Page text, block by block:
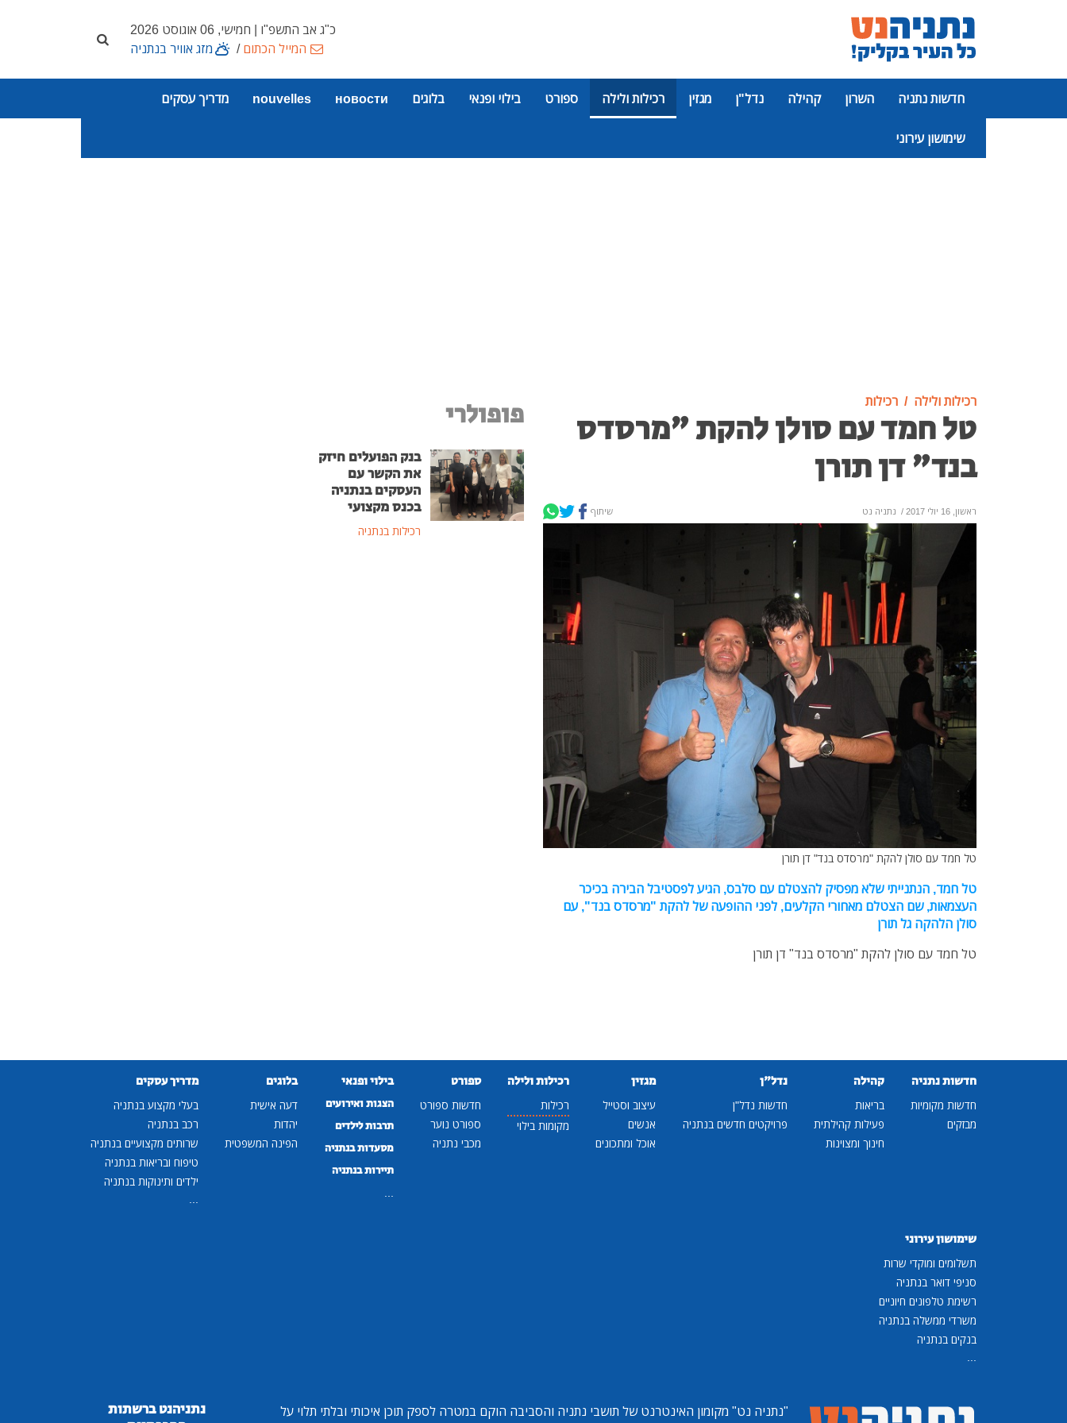
כ"ג אב התשפ"ו | חמישי, 06 אוגוסט 2026
המייל הכתום/ מזג אוויר בנתניה
חדשות נתניה השרון קהילה נדל"ן מגזין רכילות ולילה ספורט בילוי ופנאי בלוגים новости
nouvelles מדריך עסקים
שימושון עירוני
רכילות ולילה רכילות
טל חמד עם סולן להקת "מרסדס
בנד" דן תורן
ראשון, 16 יולי 2017 / נתניה נט שיתוף
טל חמד עם סולן להקת "מרסדס בנד" דן תורן
טל חמד, הנתנייתי שלא מפסיק להצטלם עם סלבס, הגיע לפסטיבל הבירה בכיכר
העצמאות, שם הצטלם מאחורי הקלעים, לפני ההופעה של להקת "מרסדס בנד", עם
סולן הלהקה גל תורן
טל חמד עם סולן להקת "מרסדס בנד" דן תורן
פופולרי
בנק הפועלים חיזק
את הקשר עם
העסקים בנתניה
בכנס מקצועי
רכילות בנתניה
חדשות נתניה
חדשות מקומיות
מבזקים
קהילה
בריאות
פעילות קהילתית
חינוך ומצוינות
נדל"ן
חדשות נדל"ן
פרויקטים חדשים בנתניה
מגזין
עיצוב וסטייל
אנשים
אוכל ומתכונים
רכילות ולילה
רכילות
מקומות בילוי
ספורט
חדשות ספורט
ספורט נוער
מכבי נתניה
בילוי ופנאי
הצגות ואירועים
תרבות לילדים
מסעדות בנתניה
תיירות בנתניה
בלוגים
דעה אישית
יהדות
הפינה המשפטית
מדריך עסקים
בעלי מקצוע בנתניה
רכב בנתניה
שרותים מקצועיים בנתניה
טיפוח ובריאות בנתניה
ילדים ותינוקות בנתניה
שימושון עירוני
תשלומים ומוקדי שרות
סניפי דואר בנתניה
רשימת טלפונים חיוניים
משרדי ממשלה בנתניה
בנקים בנתניה
"נתניה נט" מקומון האינטרנט של תושבי נתניה והסביבה הוקם במטרה לספק תוכן איכותי ובלתי תלוי על
נתניהנט ברשתות